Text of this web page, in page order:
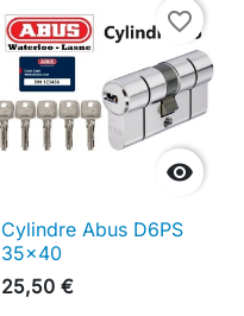

favorite_border
Cylindre Abus D6PS
35x40
25,50 €